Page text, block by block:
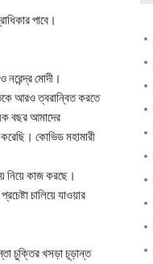
পাবে।
মোদী।
আরও ত্বরান্বিত করতে
বছর আমাদের
কোভিড মহামারী
নিয়ে কাজ করছে।
চালিয়ে যাওয়ার
চুক্তির খসড়া চূড়ান্ত